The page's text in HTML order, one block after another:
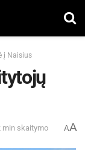
į Naisius
min skaitymo AA